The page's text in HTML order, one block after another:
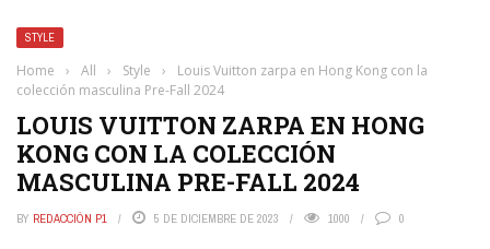
STYLE
Home › All › Style ›
Louis Vuitton zarpa en Hong Kong con la
colección masculina Pre-Fall 2024
LOUIS VUITTON ZARPA EN HONG
KONG CON LA COLECCIÓN
MASCULINA PRE-FALL 2024
BY REDACCIÓN P1 5 DE DICIEMBRE DE 2023 1000 0